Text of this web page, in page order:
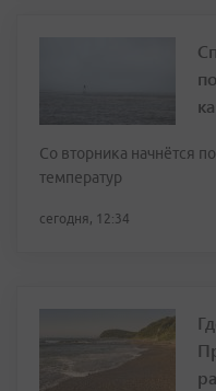
Со вторника начнётся
температур
сегодня, 12:34